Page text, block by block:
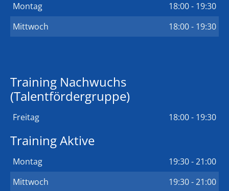
Montag
18:00 - 19:30
Mittwoch
18:00 - 19:30
Training Nachwuchs
(Talentfördergruppe)
Freitag 18:00 - 19:30
Training Aktive
Montag
19:30 - 21:00
Mittwoch
19:30 - 21:00